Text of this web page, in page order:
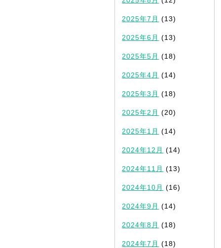
2025年7月 (13)
2025年6月 (13)
2025年5月 (18)
2025年4月 (14)
2025年3月 (18)
2025年2月 (20)
2025年1月 (14)
2024年12月 (14)
2024年11月 (13)
2024年10月 (16)
2024年9月 (14)
2024年8月 (18)
2024年7月 (18)